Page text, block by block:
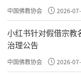
中国佛教协会 2026-
小红书针对假借宗教
治理公告
中国佛教协会 2026-